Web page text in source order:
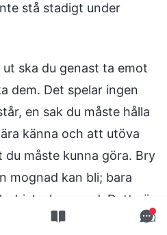
stå stadigt under
ska du genast ta emot
dem. Det spelar ingen
en sak du måste hålla
känna och att utöva
du måste kunna göra. Bry
mognad kan bli; bara
dricka hans ord. Detta är
med. Ditt